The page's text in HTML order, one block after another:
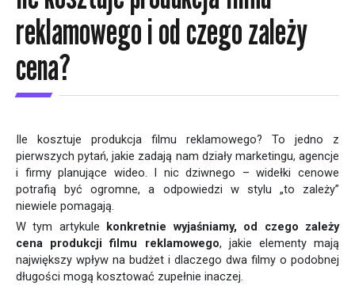
reklamowego i od czego zależy
cena?
Ile kosztuje produkcja filmu reklamowego? To jedno z
pierwszych pytań, jakie zadają nam działy marketingu, agencje
i firmy planujące wideo. I nic dziwnego – widełki cenowe
potrafią być ogromne, a odpowiedzi w stylu „to zależy”
niewiele pomagają.
W tym artykule konkretnie wyjaśniamy, od czego zależy
cena produkcji filmu reklamowego, jakie elementy mają
największy wpływ na budżet i dlaczego dwa filmy o podobnej
długości mogą kosztować zupełnie inaczej.